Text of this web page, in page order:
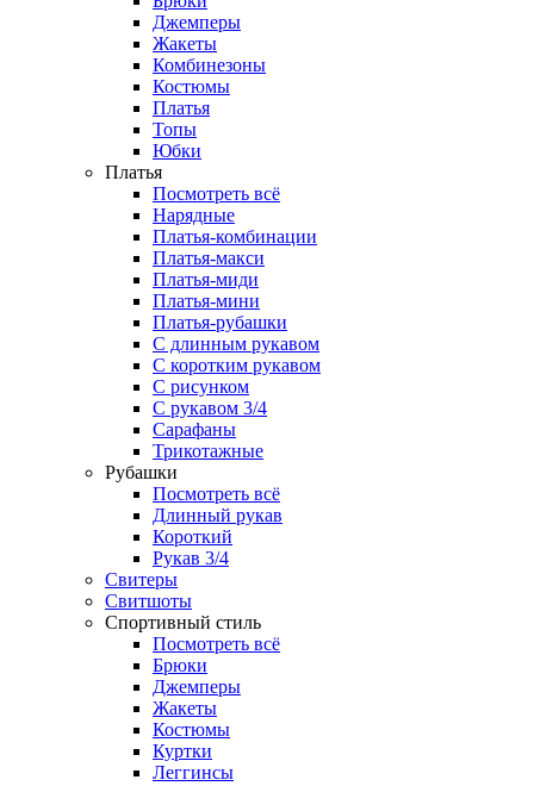
Джемперы
Жакеты
Комбинезоны
Костюмы
Платья
Топы
Юбки
Платья
Посмотреть всё
Нарядные
Платья-комбинации
Платья-макси
Платья-миди
Платья-мини
Платья-рубашки
С длинным рукавом
С коротким рукавом
С рисунком
С рукавом 3/4
Сарафаны
Трикотажные
Рубашки
Посмотреть всё
Длинный рукав
Короткий
Рукав 3/4
Свитеры
Свитшоты
Спортивный стиль
Посмотреть всё
Брюки
Джемперы
Жакеты
Костюмы
Куртки
Леггинсы